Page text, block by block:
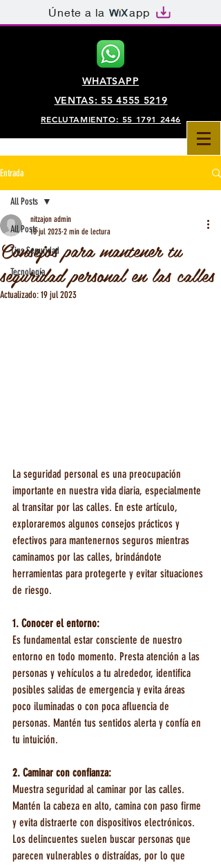
Únete a la app
WHATSAPP
VENTAS: 55 4555 5219
RECLUTAMIENTO: 55 1791 2446
Entrada
All Posts
Tips Seguridad
Tecnología
All Posts
Consejos para mantener tu
seguridad personal en las calles
nitzajon admin
18 jul 2023 2 min de lectura
Actualizado:19 jul 2023
La seguridad personal es una preocupación
importante en nuestra vida diaria, especialmente
al transitar por las calles. En este artículo,
exploraremos algunos consejos prácticos y
efectivos para mantenernos seguros mientras
caminamos por las calles, brindándote
herramientas para protegerte y evitar situaciones
de riesgo.
1. Conocer el entorno:
Es fundamental estar consciente de nuestro
entorno en todo momento. Presta atención a las
personas y vehículos a tu alrededor, identifica
posibles salidas de emergencia y evita áreas
poco iluminadas o con poca afluencia de
personas. Mantén tus sentidos alerta y confía en
tu intuición.
2. Caminar con confianza:
Muestra seguridad al caminar por las calles.
Mantén la cabeza en alto, camina con paso firme
y evita distraerte con dispositivos electrónicos.
Los delincuentes suelen buscar personas que
parecen vulnerables o distraídas, por lo que